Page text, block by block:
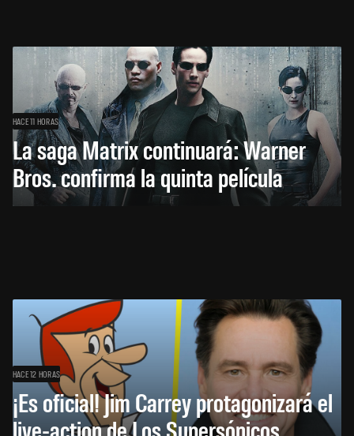
HACE 11 HORAS
La saga Matrix continuará: Warner
Bros. confirma la quinta película
HACE 12 HORAS
¡Es oficial! Jim Carrey protagonizará el
live-action de Los Supersónicos